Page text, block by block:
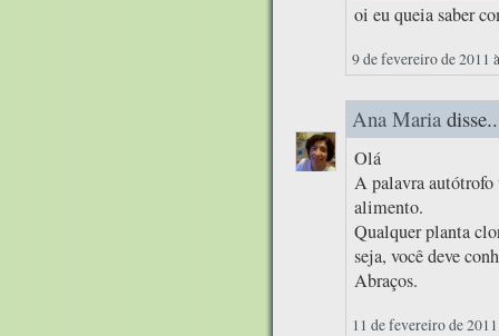
oi eu queia saber
9 de fevereiro de 2011
Ana Maria
Olá
A palavra
alimento.
Qualquer planta
seja, você deve
Abraços.
11 de fevereiro de